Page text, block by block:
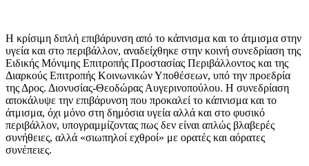
Η κρίσιμη διπλή επιβάρυνση από το κάπνισμα και το άτμισμα στην
υγεία και στο περιβάλλον, αναδείχθηκε στην κοινή συνεδρίαση της
Ειδικής Μόνιμης Επιτροπής Προστασίας Περιβάλλοντος και της
Διαρκούς Επιτροπής Κοινωνικών Υποθέσεων, υπό την προεδρία
της Δρος. Διονυσίας-Θεοδώρας Αυγερινοπούλου. Η συνεδρίαση
αποκάλυψε την επιβάρυνση που προκαλεί το κάπνισμα και το
άτμισμα, όχι μόνο στη δημόσια υγεία αλλά και στο φυσικό
περιβάλλον, υπογραμμίζοντας πως δεν είναι απλώς βλαβερές
συνήθειες, αλλά «σιωπηλοί εχθροί» με ορατές και αόρατες
συνέπειες.